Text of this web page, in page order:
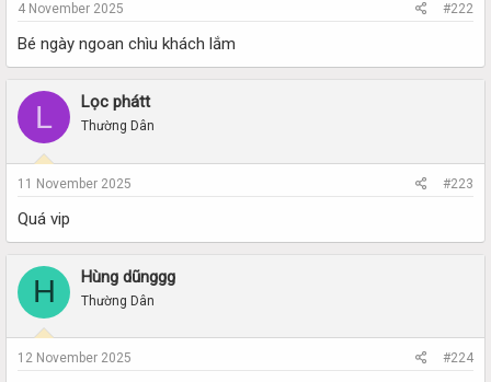
4 November 2025 #222
Bé ngày ngoan chìu khách lắm
L Lọc phátt
Thường Dân
11 November 2025 #223
Quá vip
H Hùng dũnggg
Thường Dân
12 November 2025 #224